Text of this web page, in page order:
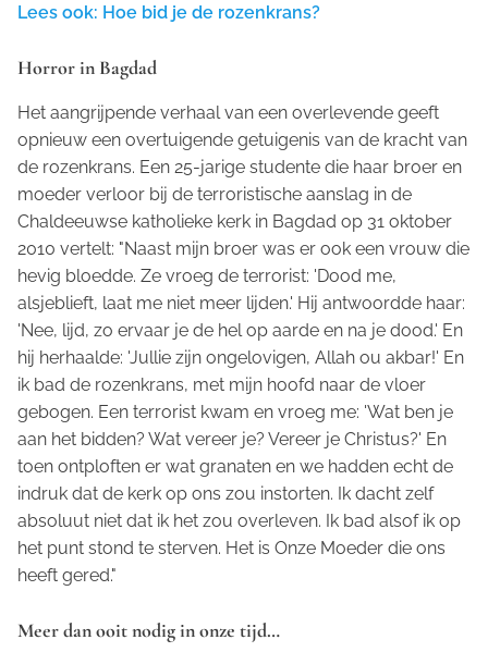
Lees ook: Hoe bid je de rozenkrans?
Horror in Bagdad
Het aangrijpende verhaal van een overlevende geeft
opnieuw een overtuigende getuigenis van de kracht van
de rozenkrans. Een 25-jarige studente die haar broer en
moeder verloor bij de terroristische aanslag in de
Chaldeeuwse katholieke kerk in Bagdad op 31 oktober
2010 vertelt: "Naast mijn broer was er ook een vrouw die
hevig bloedde. Ze vroeg de terrorist: 'Dood me,
alsjeblieft, laat me niet meer lijden.' Hij antwoordde haar:
'Nee, lijd, zo ervaar je de hel op aarde en na je dood.' En
hij herhaalde: 'Jullie zijn ongelovigen, Allah ou akbar!' En
ik bad de rozenkrans, met mijn hoofd naar de vloer
gebogen. Een terrorist kwam en vroeg me: 'Wat ben je
aan het bidden? Wat vereer je? Vereer je Christus?' En
toen ontploften er wat granaten en we hadden echt de
indruk dat de kerk op ons zou instorten. Ik dacht zelf
absoluut niet dat ik het zou overleven. Ik bad alsof ik op
het punt stond te sterven. Het is Onze Moeder die ons
heeft gered."
Meer dan ooit nodig in onze tijd…